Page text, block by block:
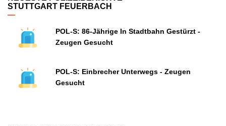
STUTTGART FEUERBACH
POL-S: 86-Jährige In Stadtbahn Gestürzt -
Zeugen Gesucht
POL-S: Einbrecher Unterwegs - Zeugen
Gesucht